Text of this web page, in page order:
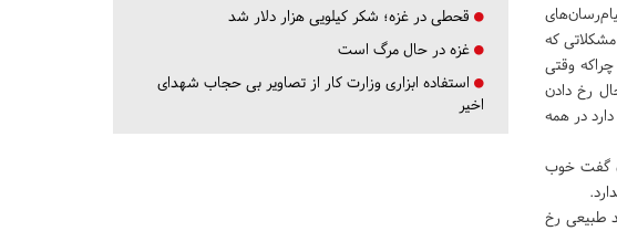
که
وقتی
رخ دادن
در همه
گفت خوب
طبیعی رخ
قحطی در غزه؛ شکر کیلویی هزار دلار شد
غزه در حال مرگ است
استفاده ابزاری وزارت کار از تصاویر بی حجاب شهدای
اخیر